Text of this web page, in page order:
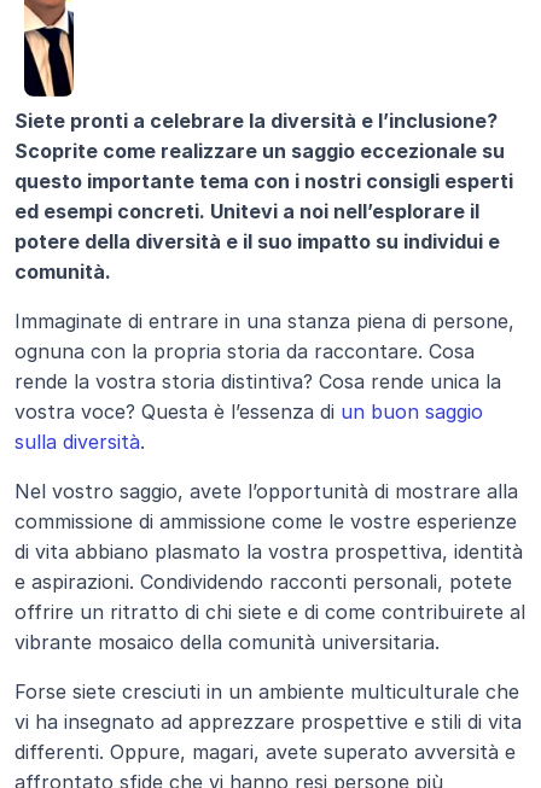
Siete pronti a celebrare la diversità e l’inclusione?
Scoprite come realizzare un saggio eccezionale su
questo importante tema con i nostri consigli esperti
ed esempi concreti. Unitevi a noi nell’esplorare il
potere della diversità e il suo impatto su individui e
comunità.
Immaginate di entrare in una stanza piena di persone,
ognuna con la propria storia da raccontare. Cosa
rende la vostra storia distintiva? Cosa rende unica la
vostra voce? Questa è l’essenza di un buon saggio
sulla diversità.
Nel vostro saggio, avete l’opportunità di mostrare alla
commissione di ammissione come le vostre esperienze
di vita abbiano plasmato la vostra prospettiva, identità
e aspirazioni. Condividendo racconti personali, potete
offrire un ritratto di chi siete e di come contribuirete al
vibrante mosaico della comunità universitaria.
Forse siete cresciuti in un ambiente multiculturale che
vi ha insegnato ad apprezzare prospettive e stili di vita
differenti. Oppure, magari, avete superato avversità e
affrontato sfide che vi hanno resi persone più